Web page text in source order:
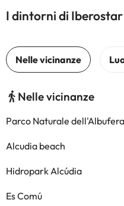
I dintorni di
Nelle vicinanze
Parco Naturale dell'Albufera
Alcudia beach
Hidropark Alcúdia
Es Comú